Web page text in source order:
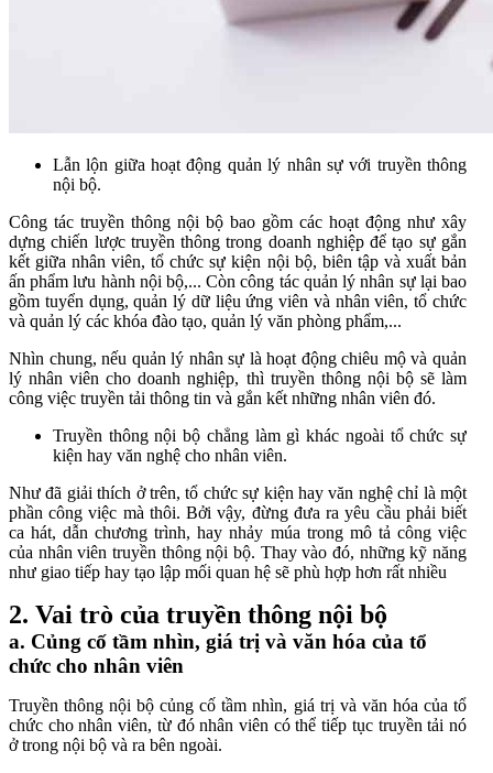
Lẫn lộn giữa hoạt động quản lý nhân sự với truyền thông
nội bộ.
Công tác truyền thông nội bộ bao gồm các hoạt động như xây
dựng chiến lược truyền thông trong doanh nghiệp để tạo sự gắn
kết giữa nhân viên, tổ chức sự kiện nội bộ, biên tập và xuất bản
ấn phẩm lưu hành nội bộ,... Còn công tác quản lý nhân sự lại bao
gồm tuyển dụng, quản lý dữ liệu ứng viên và nhân viên, tổ chức
và quản lý các khóa đào tạo, quản lý văn phòng phẩm,...
Nhìn chung, nếu quản lý nhân sự là hoạt động chiêu mộ và quản
lý nhân viên cho doanh nghiệp, thì truyền thông nội bộ sẽ làm
công việc truyền tải thông tin và gắn kết những nhân viên đó.
Truyền thông nội bộ chẳng làm gì khác ngoài tổ chức sự
kiện hay văn nghệ cho nhân viên.
Như đã giải thích ở trên, tổ chức sự kiện hay văn nghệ chỉ là một
phần công việc mà thôi. Bởi vậy, đừng đưa ra yêu cầu phải biết
ca hát, dẫn chương trình, hay nhảy múa trong mô tả công việc
của nhân viên truyền thông nội bộ. Thay vào đó, những kỹ năng
như giao tiếp hay tạo lập mối quan hệ sẽ phù hợp hơn rất nhiều
2. Vai trò của truyền thông nội bộ
a. Củng cố tầm nhìn, giá trị và văn hóa của tổ
chức cho nhân viên
Truyền thông nội bộ củng cố tầm nhìn, giá trị và văn hóa của tổ
chức cho nhân viên, từ đó nhân viên có thể tiếp tục truyền tải nó
ở trong nội bộ và ra bên ngoài.